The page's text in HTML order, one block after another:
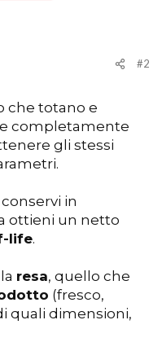
#2
che totano e
completamente
gli stessi
in
ottieni un netto
life.
resa, quello che
(fresco,
quali dimensioni,